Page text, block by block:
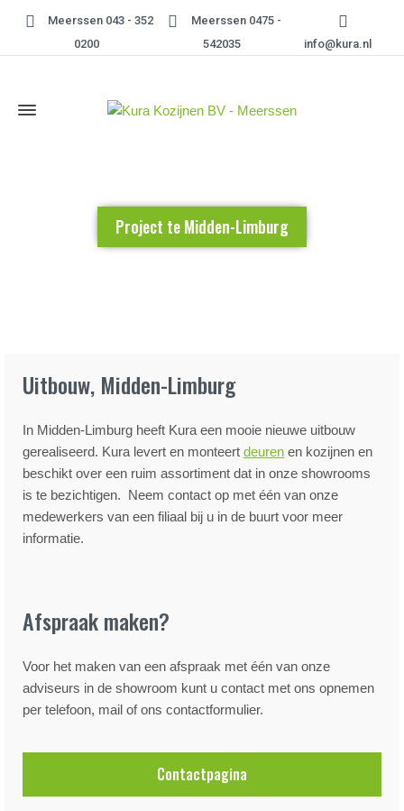
Meerssen 043 - 352
0200
Meerssen 0475 -
542035
info@kura.nl
Project te Midden-Limburg
Uitbouw, Midden-Limburg
In Midden-Limburg heeft Kura een mooie nieuwe uitbouw
gerealiseerd. Kura levert en monteert deuren en kozijnen en
beschikt over een ruim assortiment dat in onze showrooms
is te bezichtigen. Neem contact op met één van onze
medewerkers van een filiaal bij u in de buurt voor meer
informatie.
Afspraak maken?
Voor het maken van een afspraak met één van onze
adviseurs in de showroom kunt u contact met ons opnemen
per telefoon, mail of ons contactformulier.
Contactpagina